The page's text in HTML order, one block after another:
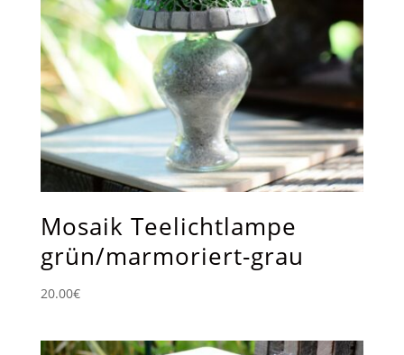
Mosaik Teelichtlampe
grün/marmoriert-grau
20.00€